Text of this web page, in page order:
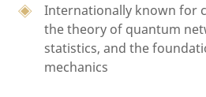
Internationally known for
the theory of quantum
statistics, and the
mechanics